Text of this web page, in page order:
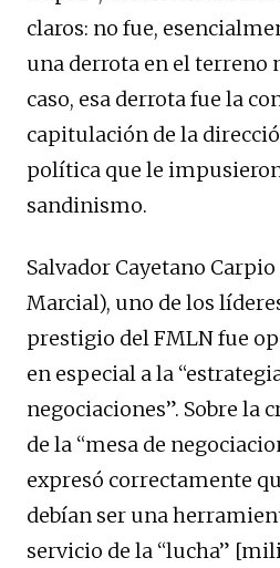
claros: no fue,
una derrota en el terreno
caso, esa derrota fue la
capitulación de la
política que le
sandinismo.
Salvador Cayetano
Marcial), uno de los
prestigio del FMLN fue
en especial a la
negociaciones”. Sobre la
de la “mesa de
expresó correctamente
debían ser una
servicio de la “lucha”